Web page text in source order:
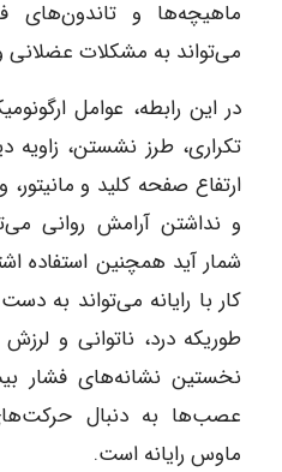
ماهیچه‌ها و
می‌تواند به مشکلات
در این رابطه، عوامل
تکراری، طرز نشستن،
ارتفاع صفحه کلید و
و نداشتن آرامش روانی
شمار آید همچنین استفاده
کار با رایانه می‌تواند به
طوریکه درد، ناتوانی و
نخستین نشانه‌های فشار
عصب‌ها به دنبال
ماوس رایانه است.